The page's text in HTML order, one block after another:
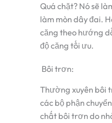
Quá chặt? Nó sẽ
làm mòn dây đai.
căng theo hướng
độ căng tối ưu.
Bôi trơn:
Thường xuyên bôi
các bộ phận
chất bôi trơn do